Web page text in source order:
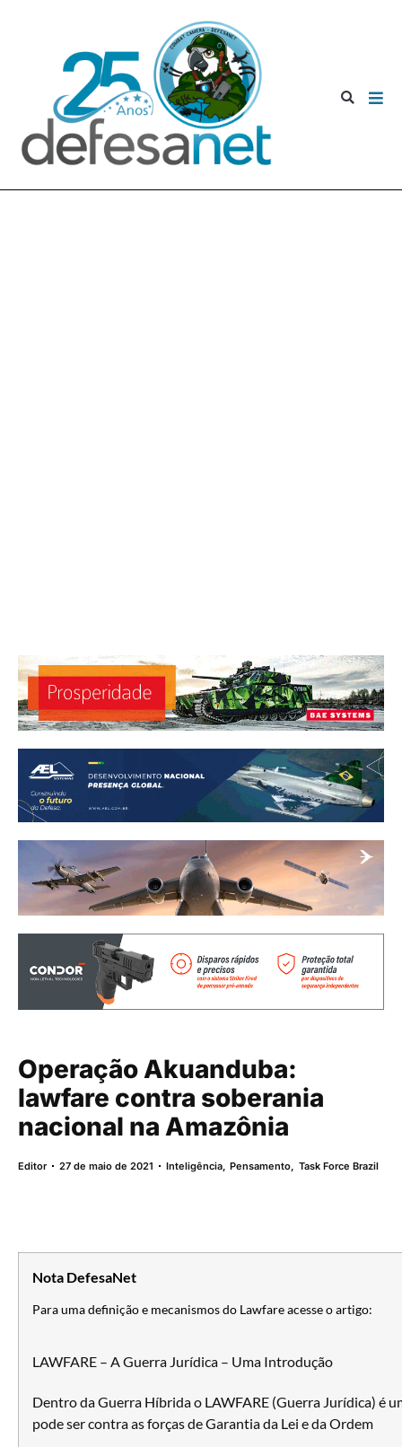
Operação Akuanduba:
lawfare contra soberania
nacional na Amazônia
Editor 27 de maio de 2021 Inteligência,Pensamento, Task Force Brazil
Nota DefesaNet
Para uma definição e mecanismos do Lawfare acesse o artigo:
LAWFARE – A Guerra Jurídica – Uma Introdução
Dentro da Guerra Híbrida o LAWFARE (Guerra Jurídica) é
pode ser contra as forças de Garantia da Lei e da Ordem